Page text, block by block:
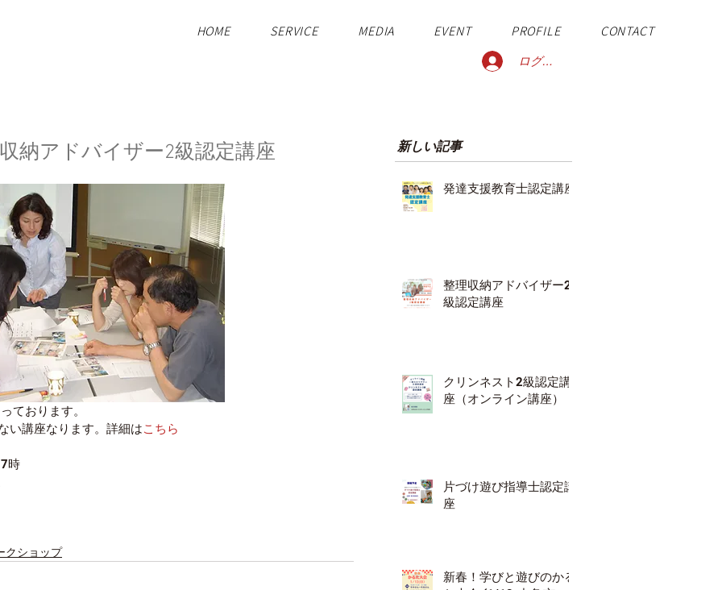
HOME SERVICE MEDIA EVENT PROFILE CONTACT
ログイン
納アドバイザー2級認定講座
ております。
い講座なります。詳細はこちら
時
クショップ
新しい記事
発達支援教育士認定講座
整理収納アドバイザー2
級認定講座
クリンネスト2級認定講
座（オンライン講座）
片づけ遊び指導士認定講
座
新春！学びと遊びのかる